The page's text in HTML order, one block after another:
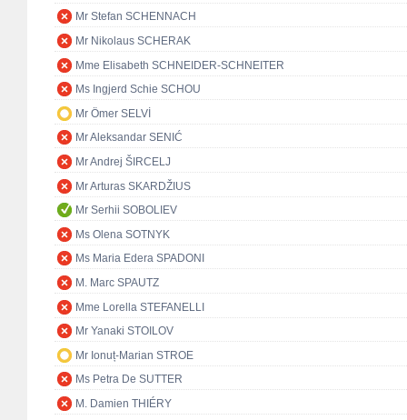
Mr Stefan SCHENNACH
Mr Nikolaus SCHERAK
Mme Elisabeth SCHNEIDER-SCHNEITER
Ms Ingjerd Schie SCHOU
Mr Ömer SELVİ
Mr Aleksandar SENIĆ
Mr Andrej ŠIRCELJ
Mr Arturas SKARDŽIUS
Mr Serhii SOBOLIEV
Ms Olena SOTNYK
Ms Maria Edera SPADONI
M. Marc SPAUTZ
Mme Lorella STEFANELLI
Mr Yanaki STOILOV
Mr Ionuț-Marian STROE
Ms Petra De SUTTER
M. Damien THIÉRY